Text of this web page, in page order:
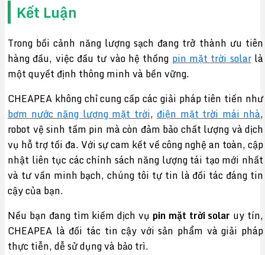
Kết Luận
Trong bối cảnh năng lượng sạch đang trở thành ưu tiên
hàng đầu, việc đầu tư vào hệ thốngpin mặt trời solarlà
một quyết định thông minh và bền vững.
CHEAPEA không chỉ cung cấp các giải pháp tiên tiến như
bơm nước năng lượng mặt trời, điện mặt trời mái nhà,
robot vệ sinh tấm pin mà còn đảm bảo chất lượng và dịch
vụ hỗ trợ tối đa. Với sự cam kết về công nghệ an toàn, cập
nhật liên tục các chính sách năng lượng tái tạo mới nhất
và tư vấn minh bạch, chúng tôi tự tin là đối tác đáng tin
cậy của bạn.
Nếu bạn đang tìm kiếm dịch vụ pin mặt trời solar uy tín,
CHEAPEA là đối tác tin cậy với sản phẩm và giải pháp
thực tiễn, dễ sử dụng và bảo trì.